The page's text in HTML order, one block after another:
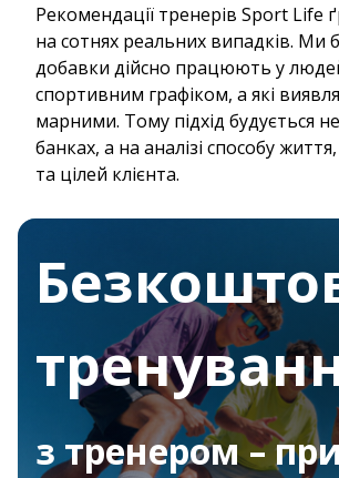
Рекомендації тренерів Sport Life
на сотнях реальних випадків. Ми
добавки дійсно працюють у
спортивним графіком, а які
марними. Тому підхід будується
банках, а на аналізі способу
та цілей клієнта.
з тренером –